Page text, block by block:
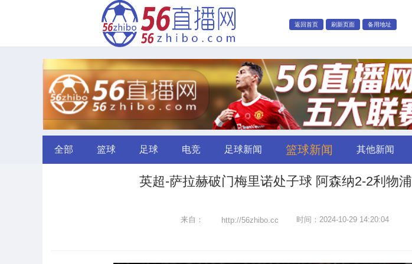
返回首页 刷新页面 备用地址
全部 篮球 足球 电竞 足球新闻 篮球新闻 其他新闻
英超-萨拉赫破门梅里诺处子球 阿森纳2-2利物浦
来自： http://56zhibo.cc 时间：2024-10-29 14:20:04